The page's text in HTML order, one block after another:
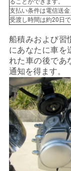
地
図
プ
ラ
イ
バ
シ
ることができます。
支払い条件は電信送
受渡し時間は約20日で
船積みおよび習
にあなたに車を
れた車の後であ
通知を得ます。